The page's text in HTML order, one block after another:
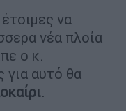
να
νέα πλοία
ο κ.
αυτό θα
.